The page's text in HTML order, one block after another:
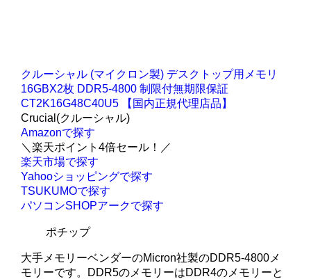
クルーシャル (マイクロン製) デスクトップ用メモリ
16GBX2枚 DDR5-4800 制限付無期限保証
CT2K16G48C40U5 【国内正規代理店品】
Crucial(クルーシャル)
Amazonで探す
＼楽天ポイント4倍セール！／
楽天市場で探す
Yahooショッピングで探す
TSUKUMOで探す
パソコンSHOPアークで探す
ポチップ
大手メモリーベンダーのMicron社製のDDR5-4800メ
モリーです。DDR5のメモリーはDDR4のメモリーと